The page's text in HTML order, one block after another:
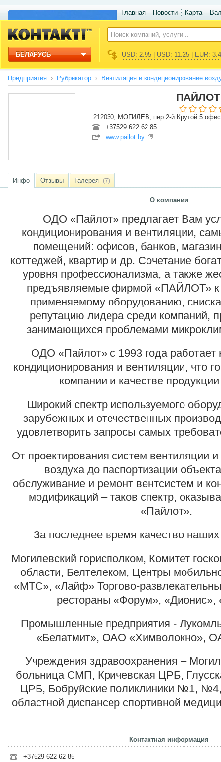
Главная Новости Карта
БЕЛАРУСЬ USD: 2.95 | USD: 11.25 | EUR:
Предприятия Рубрикатор Вентиляция и кондиционирование
212030, МОГИЛЕВ, пер 2-й Крутой 5
+37529 622 62 85
www.pailot.by
Инфо Отзывы Галерея (7)
О компании
ОДО «Пайлот» предлагает Вам
кондиционирования и вентиляции,
помещений: офисов, банков,
коттеджей, квартир и др. Сочетание
уровня профессионализма, а также
предъявляемые фирмой «ПАЙЛОТ» к
применяемому оборудованию,
репутацию лидера среди компаний,
занимающихся проблемами
ОДО «Пайлот» с 1993 года работает
кондиционирования и вентиляции, что
компании и качестве
Широкий спектр используемого
зарубежных и отечественных
удовлетворить запросы самых
От проектирования систем вентиляции
воздуха до паспортизации
обслуживание и ремонт вентсистем и
модификаций – таков спектр,
«Пайлот».
За последнее время качество
Могилевский горисполком, Комитет
области, Белтелеком, Центры
«МТС», «Лайф» Торгово-
рестораны «Форум», «Дионис»,
Промышленные предприятия -
«Белатмит», ОАО «Химволокно»,
Учреждения здравоохранения –
больница СМП, Кричевская ЦРБ,
ЦРБ, Бобруйские поликлиники №1,
областной диспансер спортивной
Контактная информация
+37529 622 62 85